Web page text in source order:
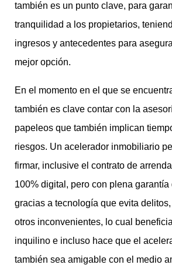
también es un punto clave, para
tranquilidad a los propietarios,
ingresos y antecedentes para
mejor opción.
En el momento en el que se
también es clave contar con la
papeleos que también implican
riesgos. Un acelerador inmobiliario
firmar, inclusive el contrato de
100% digital, pero con plena garantía
gracias a tecnología que evita
otros inconvenientes, lo cual
inquilino e incluso hace que el
también sea amigable con el medio